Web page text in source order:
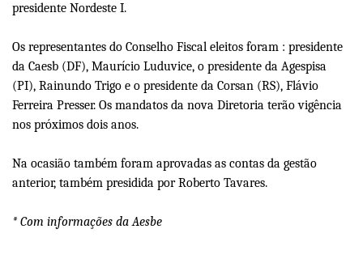
presidente Nordeste I.
Os representantes do Conselho Fiscal eleitos foram : presidente
da Caesb (DF), Maurício Luduvice, o presidente da Agespisa
(PI), Rainundo Trigo e o presidente da Corsan (RS), Flávio
Ferreira Presser. Os mandatos da nova Diretoria terão vigência
nos próximos dois anos.
Na ocasião também foram aprovadas as contas da gestão
anterior, também presidida por Roberto Tavares.
* Com informações da Aesbe